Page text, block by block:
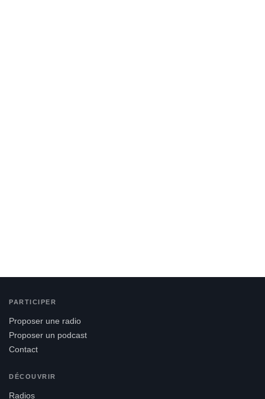
PARTICIPER
Proposer une radio
Proposer un podcast
Contact
DÉCOUVRIR
Radios